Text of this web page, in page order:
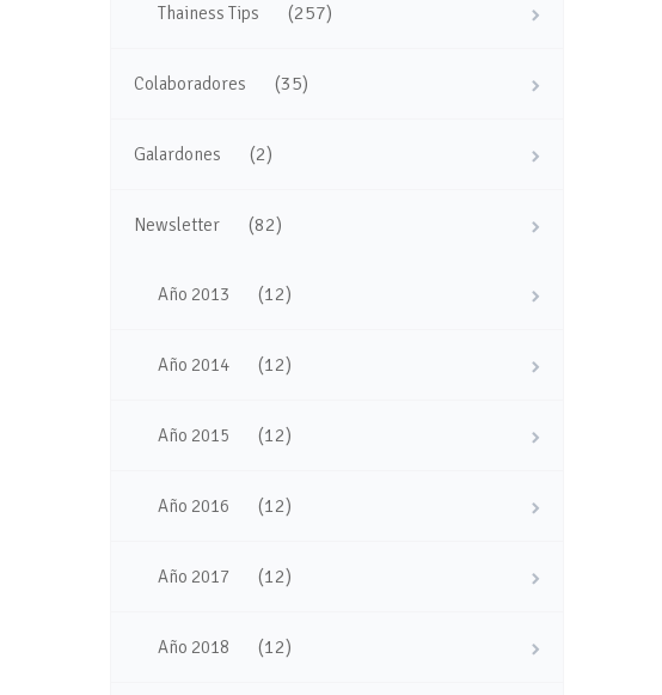
Thainess Tips (257)
Colaboradores (35)
Galardones (2)
Newsletter (82)
Año 2013 (12)
Año 2014 (12)
Año 2015 (12)
Año 2016 (12)
Año 2017 (12)
Año 2018 (12)